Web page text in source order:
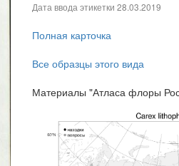
Дата ввода этикетки 28.03.2019
Полная карточка
Все образцы этого вида
Материалы "Атласа флоры